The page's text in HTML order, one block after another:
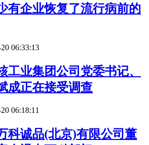
有企业恢复了流行病前的
06:33:13
工业集团公司党委书记、
成正在接受调查
06:18:11
科诚品(北京)有限公司董